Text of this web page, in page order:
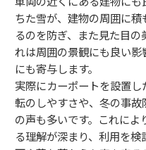
ちた雪が、建物の周囲に
るのを防ぎ、また見た目
れは周囲の景観にも良い
にも寄与します。
実際にカーポートを設置
転のしやすさや、冬の事
の声も多いです。これに
る理解が深まり、利用を